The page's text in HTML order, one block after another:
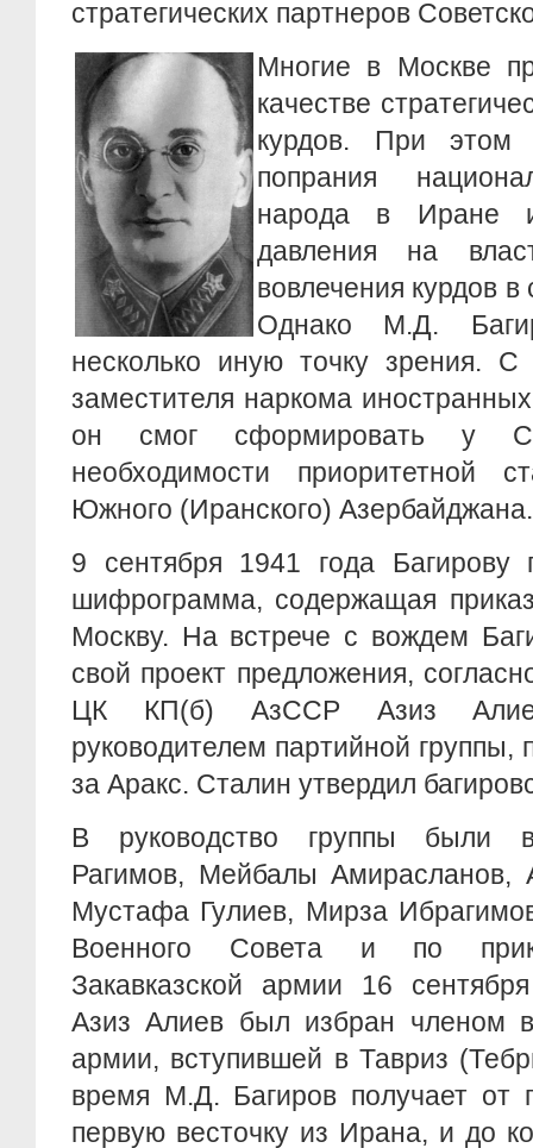
стратегических партнеров
Многие в Москве
качестве
курдов. При этом
попрания
народа в Иране
давления на
вовлечения курдов
Однако М.Д.
несколько иную точку зрения.
заместителя наркома
он смог сформировать у
необходимости приоритетной
Южного (Иранского) Азербайджана.
9 сентября 1941 года Багирову
шифрограмма, содержащая
Москву. На встрече с вождем
свой проект предложения,
ЦК КП(б) АзССР Азиз
руководителем партийной группы,
за Аракс. Сталин утвердил
В руководство группы были
Рагимов, Мейбалы Амирасланов,
Мустафа Гулиев, Мирза
Военного Совета и по
Закавказской армии 16
Азиз Алиев был избран членом
армии, вступившей в Тавриз
время М.Д. Багиров получает от
первую весточку из Ирана, и до